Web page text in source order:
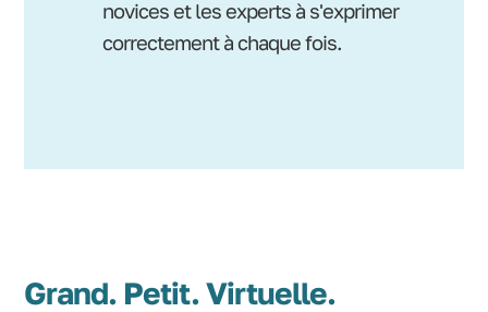
novices et les experts à s'exprimer
correctement à chaque fois.
Grand. Petit. Virtuelle.